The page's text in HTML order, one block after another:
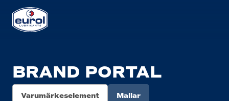
BRAND PORTAL
Varumärkeselement Mallar